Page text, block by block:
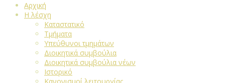
Αρχική
Η λέσχη
Καταστατικό
Τμήματα
Υπεύθυνοι τμημάτων
Διοικητικά συμβούλια
Διοικητικά συμβούλια νέων
Ιστορικό